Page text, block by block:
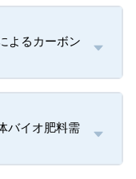
よるカーボン
バイオ肥料需